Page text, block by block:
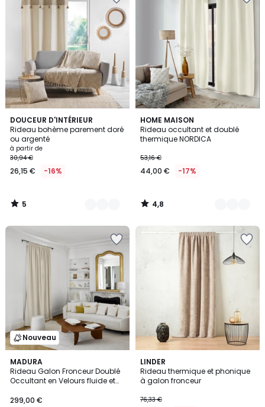
DOUCEUR D'INTÉRIEUR
Rideau bohème parement doré
ou argenté
à partir de
30,94 €
26,15 € -16%
5
/
5
2
Couleurs
5
/
HOME MAISON
Rideau occultant et doublé
thermique NORDICA
53,16 €
44,00 € -17%
4,8
/ 5
8
Couleurs
4,8
/
Nouveau
MADURA
Rideau Galon Fronceur Doublé
Occultant en Velours fluide et
299,00 €
2
Couleurs
LINDER
Rideau thermique et phonique
à galon fronceur
76,33 €
5
Couleurs